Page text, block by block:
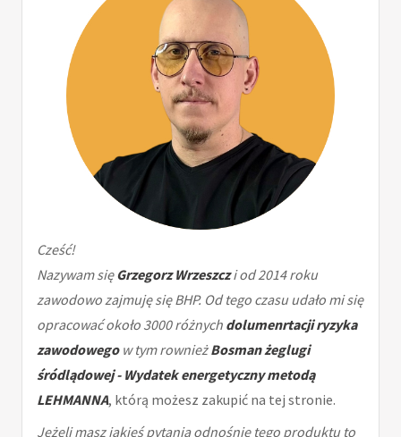
Cześć!
Nazywam sięGrzegorz Wrzeszczi od 2014 roku
zawodowo zajmuję się BHP. Od tego czasu udało mi się
opracować około 3000 różnych dolumenrtacji ryzyka
zawodowegow tym rownieżBosman żeglugi
śródlądowej - Wydatek energetyczny metodą
LEHMANNA, którą możesz zakupić na tej stronie.
Jeżeli masz jakieś pytania odnośnie tego produktu to